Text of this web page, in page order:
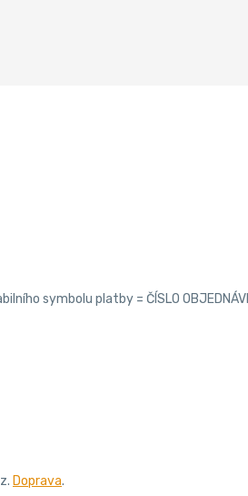
symbolu platby = ČÍSLO
Doprava.